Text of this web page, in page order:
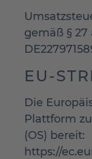
gemäß § 27
EU-
Die
Plattform
(OS) bereit:
https://